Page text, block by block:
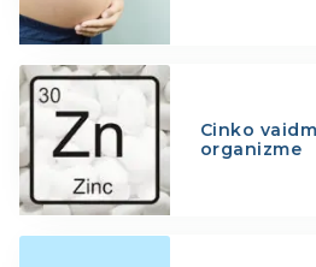
Cinko
organizme